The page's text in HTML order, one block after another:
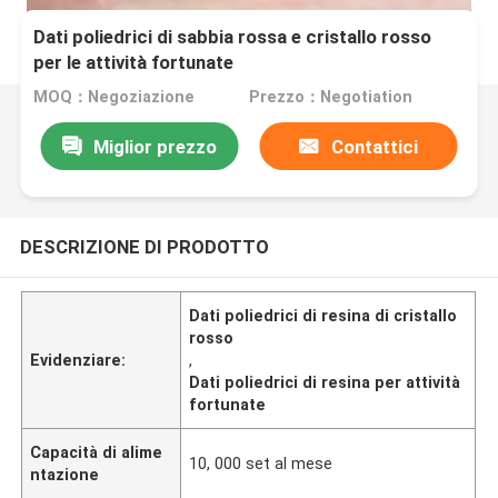
Dati poliedrici di sabbia rossa e cristallo rosso
per le attività fortunate
MOQ：Negoziazione Prezzo：Negotiation
Miglior prezzo Contattici
DESCRIZIONE DI PRODOTTO
Evidenziare:
Dati poliedrici di resina di cristallo
rosso
,
Dati poliedrici di resina per attività
fortunate
Capacità di alime
ntazione
10, 000 set al mese